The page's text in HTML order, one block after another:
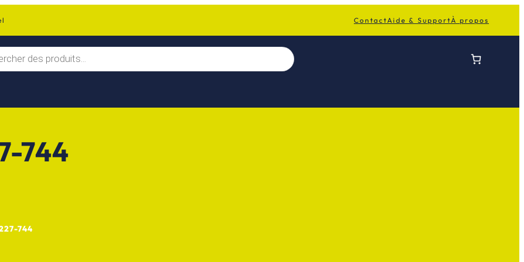
ContactAide & SupportÀ propos
744
744